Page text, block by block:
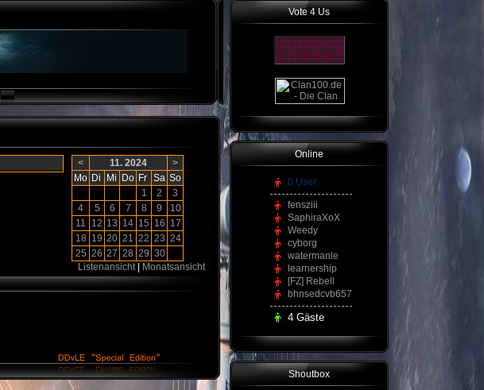
>
< 11. 2024
>
Mo Di Mi Do Fr Sa So
1
2
3
4
5 6 7 8 9
10
11
12 13 14 15 16 17
18 19 20 21 22 23 24
25 26 27 28 29 30
Listenansicht| Monatsansicht
Vote 4 Us
Online
0 User
fensziii
SaphiraXoX
Weedy
cyborg
watermanle
learnership
[FZ] Rebell
bhnsedcvb657
4 Gäste
Shoutbox